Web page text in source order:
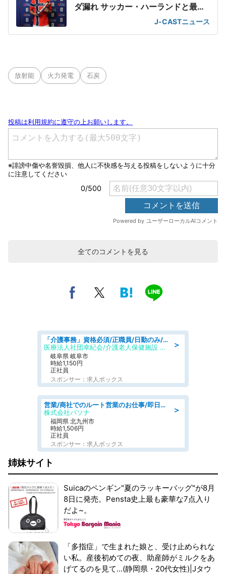
ダ漏れ サッカー・ハーランドと最強
J-CASTニュース
放射能 火力発電 石炭
全てのコメントを見る
＞
「介護事務」資格必須/正職員/日勤のみ/介護老人保健施設
医療法人社団幸紀会/介護老人保健施設 グリーンビラ安江
岐阜県 岐阜市
時給1,150円
正社員
スポンサー：求人ボックス
＞
営業/商社でのルート営業のお仕事/即日勤務可/車通勤可/営業
株式会社パソナ
福岡県 北九州市
時給1,506円
正社員
スポンサー：求人ボックス
姉妹サイト
Suicaのペンギン"夏のラッキーバッグ"が8月
8日に発売。Pensta史上最も豪華な7点入り
だよ~。
「多指症」で生まれた娘と、受け止められな
い私。産後初めての夜、助産師がミルクをあ
げてるのを見て...(静岡県・20代女性)|Jタウ